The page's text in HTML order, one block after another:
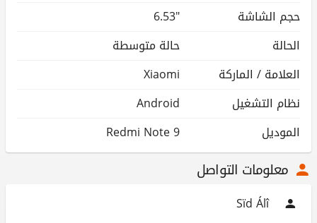
حجم الشاشة
6.53"
الحالة
حالة متوسطة
العلامة / الماركة
Xiaomi
نظام التشغيل
Android
الموديل
Redmi Note 9
معلومات التواصل
Sïd Álî